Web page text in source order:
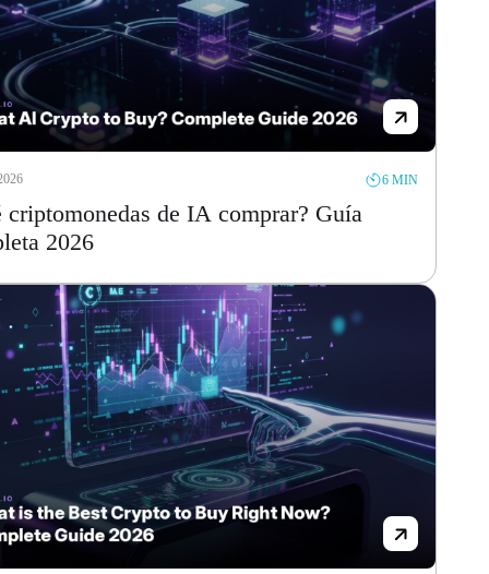
6 MIN
criptomonedas de IA comprar? Guía
2026